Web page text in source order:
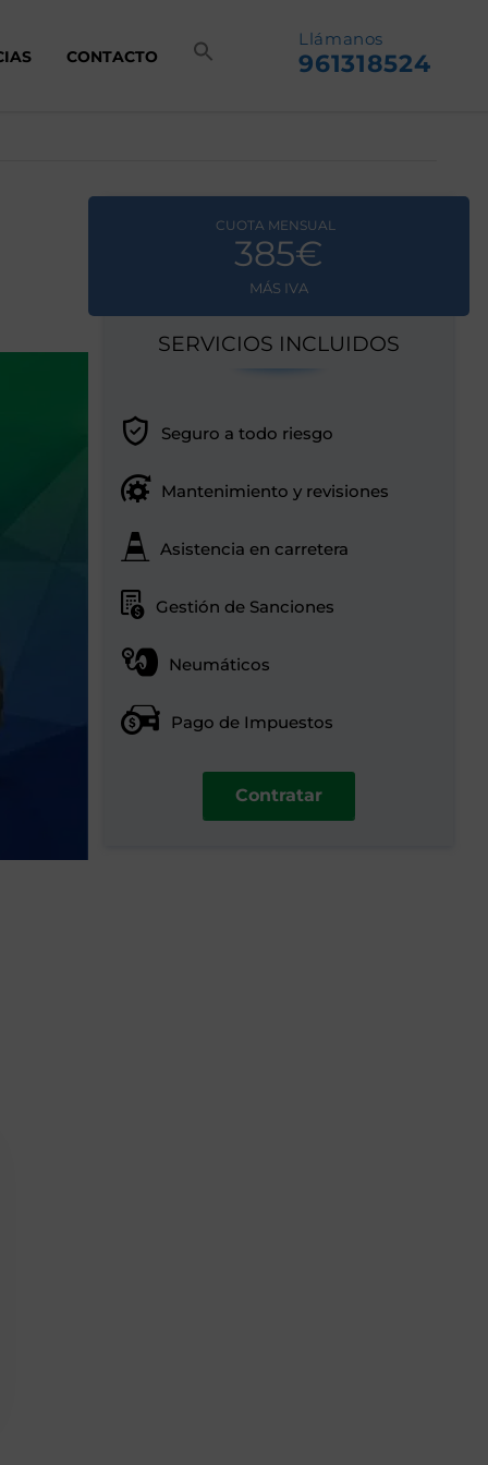
CONTACTO
Llámanos
961318524
CUOTA MENSUAL
385€
MÁS IVA
SERVICIOS INCLUIDOS
Seguro a todo riesgo
Mantenimiento y revisiones
Asistencia en carretera
Gestión de Sanciones
Neumáticos
Pago de Impuestos
Contratar